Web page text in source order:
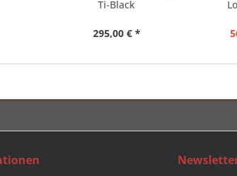
Ti-Black
295,00 € *